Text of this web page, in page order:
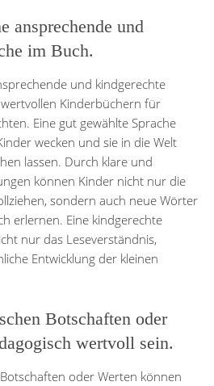
ansprechende und
im Buch.
und kindgerechte
Kinderbüchern für
Eine gut gewählte Sprache
wecken und sie in die Welt
lassen. Durch klare und
können Kinder nicht nur die
sondern auch neue Wörter
erlernen. Eine kindgerechte
nur das Leseverständnis,
Entwicklung der kleinen
Botschaften oder
wertvoll sein.
oder Werten können